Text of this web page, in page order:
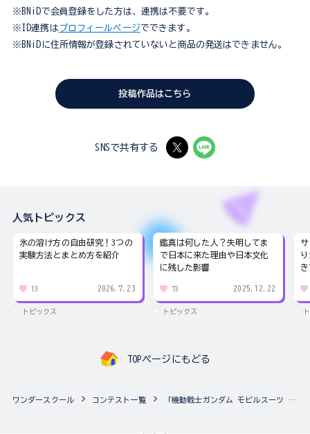
―コンテスト参加に費用はかかりません。
―対象商品を使用していれば、接着や彩色などは自
由に行っていただいて構いません。
背景等を使用いただくのは構いませんが、あくま
で審査対象は本体になります。
（http://hobby.dengeki.com/）にて掲載される
―投稿前に必ず、応募ページに記載している「投稿
前にご確認ください」をご確認ください。
―応募作品は、ワンダースクール以外のテレビ、
WEB、SNS、雑誌、イベントで使用される場合がご
ざいます。テレビは日本国内・国外の地上波放
送、衛星波放送（ＢＳ･ＣＳ）、有線放送等での
投稿された作品は、ワンダースクールのスタッフに
より問題がないか確認された後、コンテストページ
ページから閲覧できるようになります。2〜3日経過
※BNiDで会員登録をした方は、連携は不要です。
※ID連携はプロフィールページでできます。
※BNiDに住所情報が登録されていないと商品の発送はできません。
投稿作品はこちら
SNSで共有する
人気トピックス
氷の溶け方の自由研究！3つの
実験方法とまとめ方を紹介
13 2026.7.23
トピックス
鑑真は何した人？失明してま
で日本に来た理由や日本文化
に残した影響
73 2025.12.22
トピックス
TOPページにもどる
ワンダースクール コンテスト一覧 「機動戦士ガンダム モビルスーツ アンサンブル」カスタマイズ祭り（15歳以上対象、複数の作品応募可能！）